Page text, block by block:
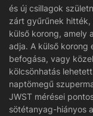
és új csillagok
zárt gyűrűnek hitték,
külső korong, amely
adja. A külső korong
befogása, vagy
kölcsönhatás
naptömegű
JWST mérései
sötétanyag-hiányos